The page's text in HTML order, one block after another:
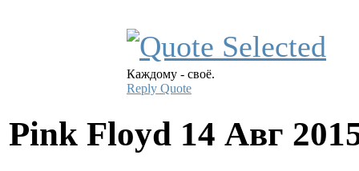
Каждому - своё.
Reply Quote
Pink Floyd 14 Авг